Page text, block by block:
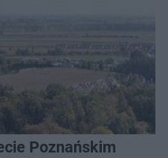
Poznańskim